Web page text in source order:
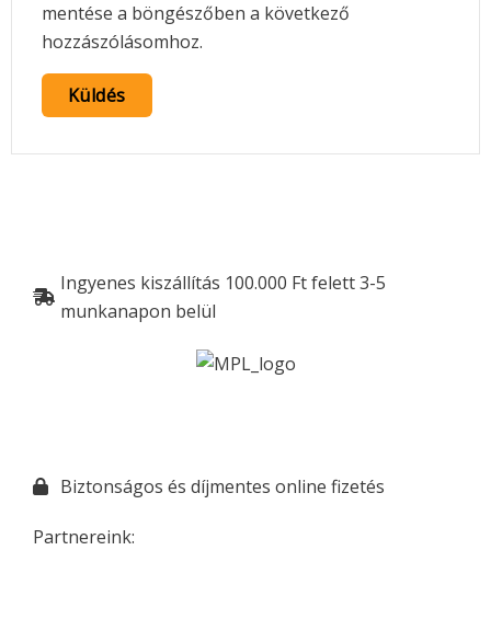
mentése a böngészőben a következő
hozzászólásomhoz.
Ingyenes kiszállítás 100.000 Ft felett 3-5
munkanapon belül
Biztonságos és díjmentes online fizetés
Partnereink: